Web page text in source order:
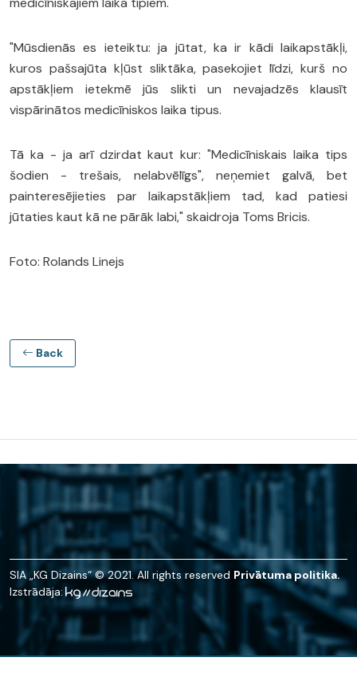
"Mūsdienās es ieteiktu: ja jūtat, ka ir kādi laikapstākļi,
kuros pašsajūta kļūst sliktāka, pasekojiet līdzi, kurš no
apstākļiem ietekmē jūs slikti un nevajadzēs klausīt
vispārinātos medicīniskos laika tipus.
Tā ka - ja arī dzirdat kaut kur: "Medicīniskais laika tips
šodien - trešais, nelabvēlīgs", neņemiet galvā, bet
painteresējieties par laikapstākļiem tad, kad patiesi
jūtaties kaut kā ne pārāk labi," skaidroja Toms Bricis.
Foto: Rolands Linejs
Back
SIA „KG Dizains“ © 2021. All rights reserved Privātuma politika.
Izstrādāja: